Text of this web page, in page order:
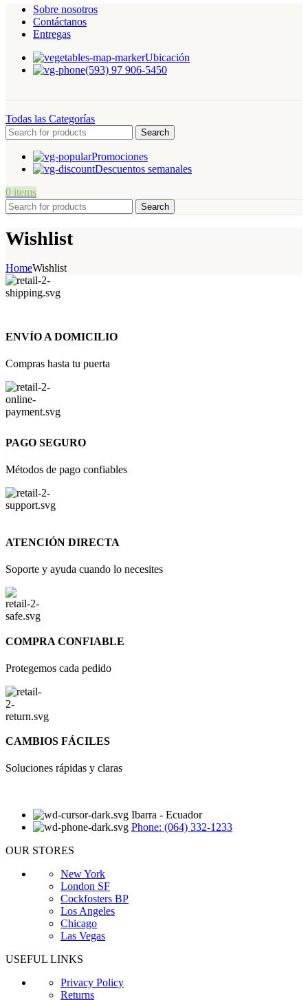
Sobre nosotros
Contáctanos
Entregas
Ubicación
(593) 97 906-5450
Todas las Categorías
Search
Promociones
Descuentos semanales
0 items
Search
Wishlist
HomeWishlist
ENVÍO A DOMICILIO
Compras hasta tu puerta
PAGO SEGURO
Métodos de pago confiables
ATENCIÓN DIRECTA
Soporte y ayuda cuando lo necesites
COMPRA CONFIABLE
Protegemos cada pedido
CAMBIOS FÁCILES
Soluciones rápidas y claras
Ibarra - Ecuador
Phone: (064) 332-1233
OUR STORES
New York
London SF
Cockfosters BP
Los Angeles
Chicago
Las Vegas
USEFUL LINKS
Privacy Policy
Returns